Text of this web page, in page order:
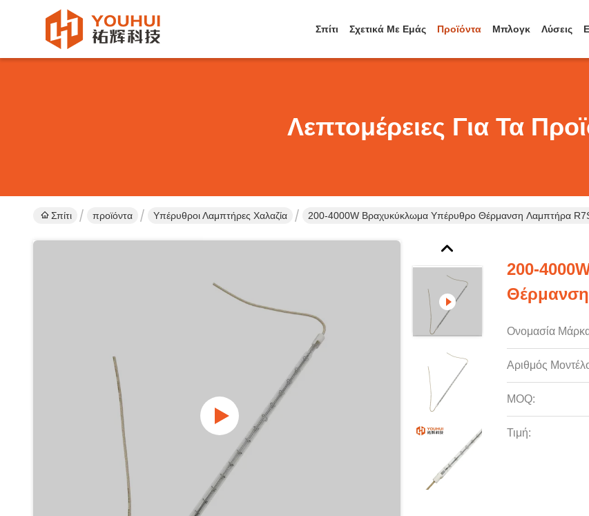
Σπίτι Σχετικά Με Εμάς Προϊόντα Μπλογκ Λύσεις
Λεπτομέρειες Για Τα
Σπίτι προϊόντα Υπέρυθροι Λαμπτήρες Χαλαζία 200-4000W Βραχυκύκλωμα Υπέρυθρο Θέρμανση Λαμπτήρα
200-
Ονομασία
Αριθμός
MOQ:
Τιμή: